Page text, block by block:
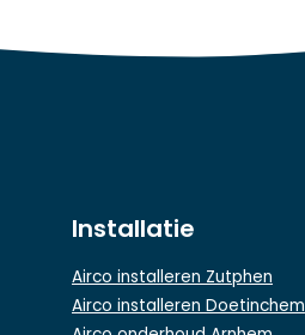
Installatie
Airco installeren Zutphen
Airco installeren Doetinchem